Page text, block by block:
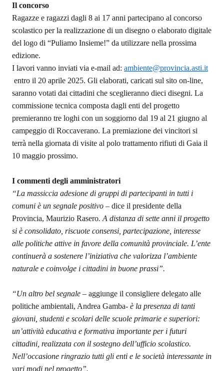
Il concorso
Ragazze e ragazzi dagli 8 ai 17 anni partecipano al concorso
scolastico per la realizzazione di un disegno o elaborato digitale
del logo di “Puliamo Insieme!” da utilizzare nella prossima
edizione.
I lavori vanno inviati via e-mail ad: ambiente@provincia.asti.it
entro il 20 aprile 2025. Gli elaborati, caricati sul sito on-line,
saranno votati dai cittadini che sceglieranno dieci disegni. La
commissione tecnica composta dagli enti del progetto
premieranno tre loghi con un soggiorno dal 19 al 21 giugno al
campeggio di Roccaverano. La premiazione dei vincitori si
terrà nella giornata di visite al polo trattamento rifiuti di Gaia il
10 maggio prossimo.
I commenti degli amministratori
“La massiccia adesione di gruppi di partecipanti in tutti i
comuni è un segnale positivo – dice il presidente della
Provincia, Maurizio Rasero. A distanza di sette anni il progetto
si è consolidato, riscuote consensi, partecipazione, interesse
alle politiche attive in favore della comunità provinciale. L’ente
continuerà a sostenere l’iniziativa che valorizza l’ambiente
naturale e coinvolge i cittadini in buone prassi”.
“Un altro bel segnale – aggiunge il consigliere delegato alle
politiche ambientali, Andrea Gamba- è la presenza di tanti
giovani, studenti e scolari delle scuole primarie e superiori:
un’attività educativa e formativa importante per i futuri
cittadini, realizzata con il sostegno dell’ufficio scolastico.
Nell’occasione ringrazio tutti gli enti e le società interessante in
vari modi nel progetto”.